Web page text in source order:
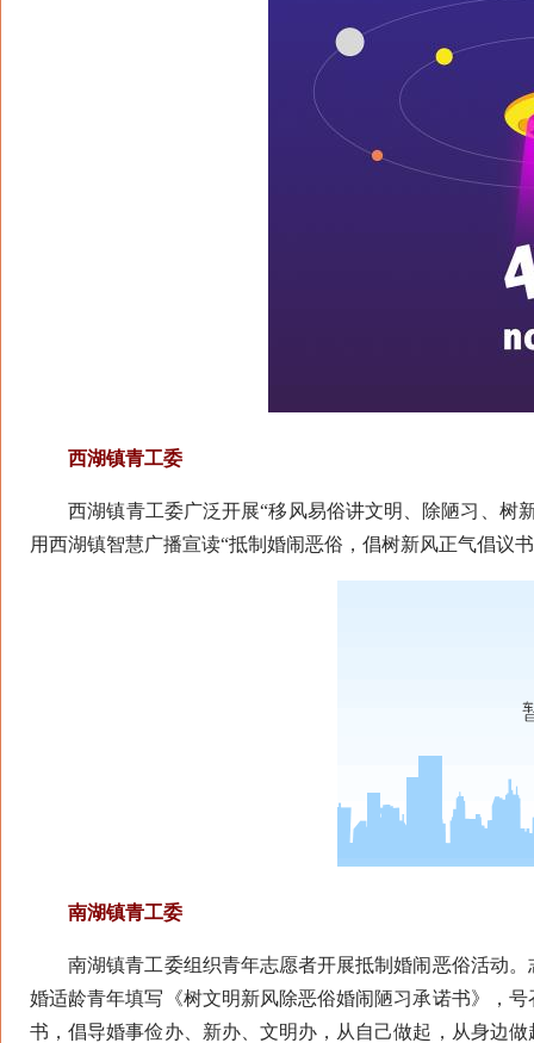
西湖镇青工委
西湖镇青工委广泛开展“移风易俗讲文明、除陋习、树
用西湖镇智慧广播宣读“抵制婚闹恶俗，倡树新风正气倡议
南湖镇青工委
南湖镇青工委组织青年志愿者开展抵制婚闹恶俗活动。
婚适龄青年填写《树文明新风除恶俗婚闹陋习承诺书》，
书，倡导婚事俭办、新办、文明办，从自己做起，从身边